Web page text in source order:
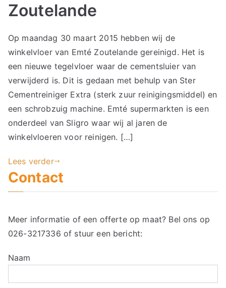
Zoutelande
Op maandag 30 maart 2015 hebben wij de
winkelvloer van Emté Zoutelande gereinigd. Het is
een nieuwe tegelvloer waar de cementsluier van
verwijderd is. Dit is gedaan met behulp van Ster
Cementreiniger Extra (sterk zuur reinigingsmiddel) en
een schrobzuig machine. Emté supermarkten is een
onderdeel van Sligro waar wij al jaren de
winkelvloeren voor reinigen. […]
Lees verder
Contact
Meer informatie of een offerte op maat? Bel ons op
026-3217336 of stuur een bericht:
Naam